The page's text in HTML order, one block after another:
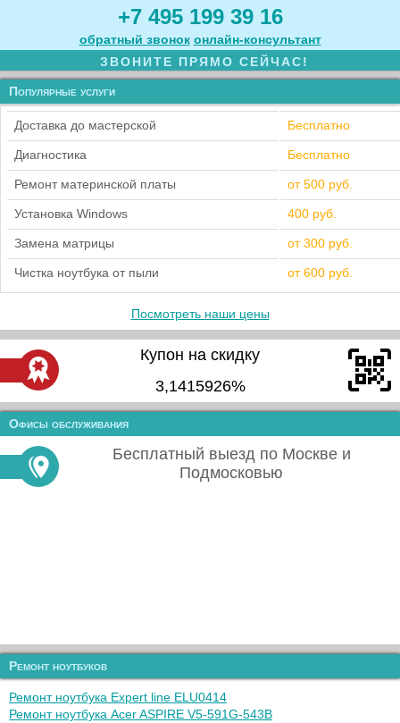
+7 495 199 39 16
обратный звонок онлайн‑консультант
ЗВОНИТЕ ПРЯМО СЕЙЧАС!
Популярные услуги
Доставка до мастерской Бесплатно
Диагностика Бесплатно
Ремонт материнской платы от 500 руб.
Установка Windows 400 руб.
Замена матрицы от 300 руб.
Чистка ноутбука от пыли от 600 руб.
Посмотреть наши цены
Купон на скидку
3,1415926%
Офисы обслуживания
Бесплатный выезд по Москве и
Подмосковью
Ремонт ноутбуков
Ремонт ноутбука Expert line ELU0414
Ремонт ноутбука Acer ASPIRE V5-591G-543B